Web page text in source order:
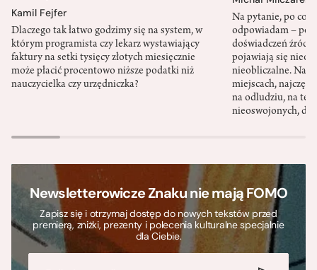
Kamil Fejfer
Dlaczego tak łatwo godzimy się na system, w
którym programista czy lekarz wystawiający
faktury na setki tysięcy złotych miesięcznie
może płacić procentowo niższe podatki niż
nauczycielka czy urzędniczka?
Na pytanie, po co
odpowiadam – po
doświadczeń
pojawiają się
nieobliczalne.
miejscach,
na odludziu, na
nieoswojonych,
Newsletterowicze Znaku nie mają FOMO
Zapisz się i otrzymaj dostęp do nowych tekstów przed
premierą, zniżki, prezenty i polecenia kulturalne specjalnie
dla Ciebie.